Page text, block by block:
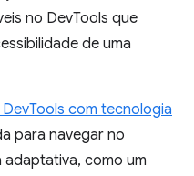
no DevTools que
de uma
com tecnologia
para navegar no
adaptativa, como um